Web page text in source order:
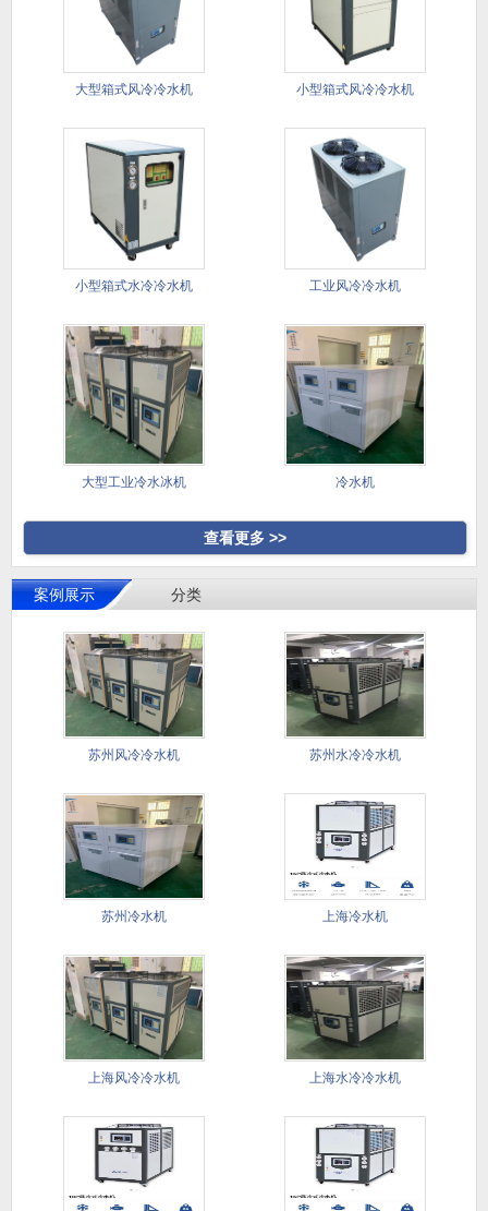
大型箱式风冷冷水机​ 小型箱式风冷冷水机
小型箱式水冷冷水机 工业风冷冷水机
大型工业冷水冰机 冷水机
查看更多 >>
案例展示 分类
苏州风冷冷水机 苏州水冷冷水机
苏州冷水机 上海冷水机
上海风冷冷水机 上海水冷冷水机